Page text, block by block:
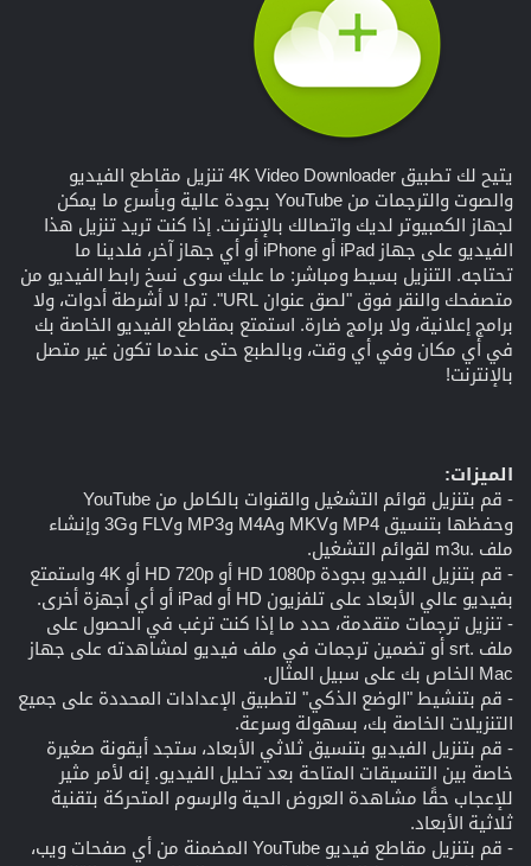
يتيح لك تطبيق 4K Video Downloader تنزيل مقاطع الفيديو
والصوت والترجمات من YouTube بجودة عالية وبأسرع ما يمكن
لجهاز الكمبيوتر لديك واتصالك بالإنترنت. إذا كنت تريد تنزيل هذا
الفيديو على جهاز iPad أو iPhone أو أي جهاز آخر، فلدينا ما
تحتاجه. التنزيل بسيط ومباشر: ما عليك سوى نسخ رابط الفيديو من
متصفحك والنقر فوق "لصق عنوان URL". تم! لا أشرطة أدوات، ولا
برامج إعلانية، ولا برامج ضارة. استمتع بمقاطع الفيديو الخاصة بك
في أي مكان وفي أي وقت، وبالطبع حتى عندما تكون غير متصل
بالإنترنت!
الميزات:
- قم بتنزيل قوائم التشغيل والقنوات بالكامل من YouTube
وحفظها بتنسيق MP4 وMKV وM4A وMP3 وFLV و3G وإنشاء
ملف .m3u لقوائم التشغيل.
- قم بتنزيل الفيديو بجودة HD 1080p أو HD 720p أو 4K واستمتع
بفيديو عالي الأبعاد على تلفزيون HD أو iPad أو أي أجهزة أخرى.
- تنزيل ترجمات متقدمة، حدد ما إذا كنت ترغب في الحصول على
ملف .srt أو تضمين ترجمات في ملف فيديو لمشاهدته على جهاز
Mac الخاص بك على سبيل المثال.
- قم بتنشيط "الوضع الذكي" لتطبيق الإعدادات المحددة على جميع
التنزيلات الخاصة بك، بسهولة وسرعة.
- قم بتنزيل الفيديو بتنسيق ثلاثي الأبعاد، ستجد أيقونة صغيرة
خاصة بين التنسيقات المتاحة بعد تحليل الفيديو. إنه لأمر مثير
للإعجاب حقًا مشاهدة العروض الحية والرسوم المتحركة بتقنية
ثلاثية الأبعاد.
- قم بتنزيل مقاطع فيديو YouTube المضمنة من أي صفحات ويب،